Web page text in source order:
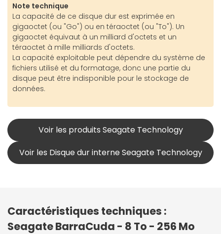
Note technique
La capacité de ce disque dur est exprimée en
gigaoctet (ou "Go") ou en téraoctet (ou "To"). Un
gigaoctet équivaut à un milliard d'octets et un
téraoctet à mille milliards d'octets.
La capacité exploitable peut dépendre du système de
fichiers utilisé et du formatage, donc une partie du
disque peut être indisponible pour le stockage de
données.
Voir les produits Seagate Technology
Voir les Disque dur interne Seagate Technology
Caractéristiques techniques :
Seagate BarraCuda - 8 To - 256 Mo